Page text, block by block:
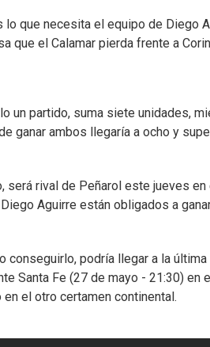
que necesita el equipo de Diego
que el Calamar pierda frente a
un partido, suma siete unidades,
ganar ambos llegaría a ocho y
será rival de Peñarol este jueves
Aguirre están obligados a
conseguirlo, podría llegar a la
Santa Fe (27 de mayo - 21:30) en
el otro certamen continental.